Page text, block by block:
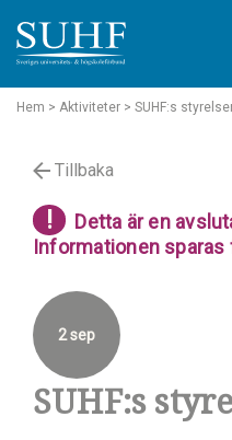
Hem > Aktiviteter > SUHF:s
Tillbaka
!
Detta är en
Informationen
SUHF:s
2 sep